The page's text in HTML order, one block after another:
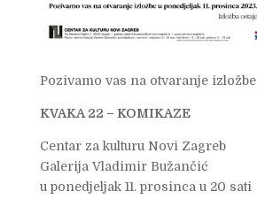
Pozivamo vas na otvaranje izložbe
KVAKA 22 – KOMIKAZE
Centar za kulturu Novi Zagreb
Galerija Vladimir Bužančić
u ponedjeljak 11. prosinca u 20 sati